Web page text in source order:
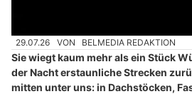
29.07.26 VON BELMEDIA REDAKTION
Sie wiegt kaum mehr als ein Stück
der Nacht erstaunliche Strecken
mitten unter uns: in Dachstöcken,